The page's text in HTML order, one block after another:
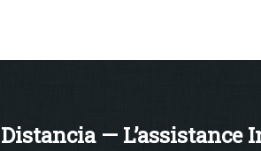
Distancia — L’assistance